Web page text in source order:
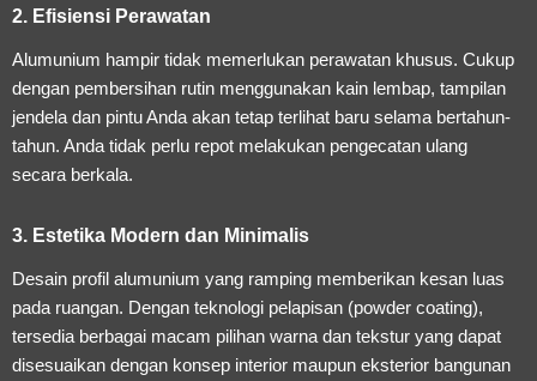
2. Efisiensi Perawatan
Alumunium hampir tidak memerlukan perawatan khusus. Cukup
dengan pembersihan rutin menggunakan kain lembap, tampilan
jendela dan pintu Anda akan tetap terlihat baru selama bertahun-
tahun. Anda tidak perlu repot melakukan pengecatan ulang
secara berkala.
3. Estetika Modern dan Minimalis
Desain profil alumunium yang ramping memberikan kesan luas
pada ruangan. Dengan teknologi pelapisan (powder coating),
tersedia berbagai macam pilihan warna dan tekstur yang dapat
disesuaikan dengan konsep interior maupun eksterior bangunan